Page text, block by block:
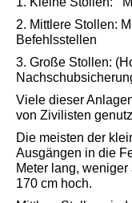
2. Mittlere Stollen:
Befehlsstellen
3. Große Stollen:
Viele dieser
von Zivilisten
Die meisten der
Ausgängen in die
Meter lang,
170 cm hoch.